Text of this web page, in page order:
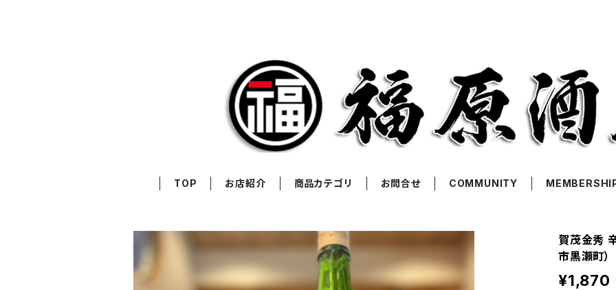
TOP お店紹介 商品カテゴリ お問合せ COMMUNITY
賀茂金秀
市黒瀬町）
¥1,870